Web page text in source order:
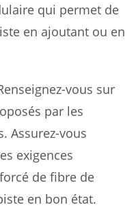
qui permet de
en ajoutant ou en
vous sur
par les
Assurez-vous
exigences
de fibre de
en bon état.